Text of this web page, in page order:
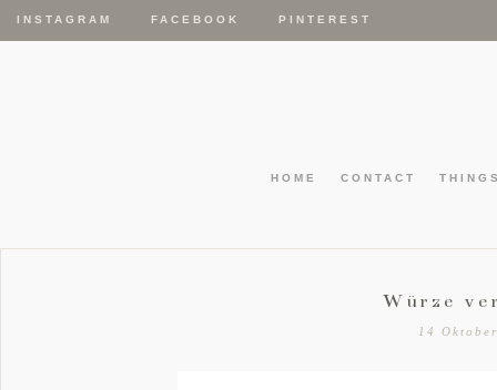
INSTAGRAM FACEBOOK PINTEREST
HOME CONTACT
Würze
14